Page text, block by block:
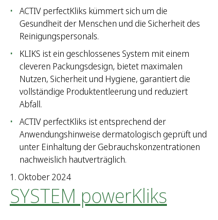
ACTIV perfectKliks kümmert sich um die
Gesundheit der Menschen und die Sicherheit des
Reinigungspersonals.
KLIKS ist ein geschlossenes System mit einem
cleveren Packungsdesign, bietet maximalen
Nutzen, Sicherheit und Hygiene, garantiert die
vollständige Produktentleerung und reduziert
Abfall.
ACTIV perfectKliks ist entsprechend der
Anwendungshinweise dermatologisch geprüft und
unter Einhaltung der Gebrauchskonzentrationen
nachweislich hautverträglich.
1. Oktober 2024
SYSTEM powerKliks